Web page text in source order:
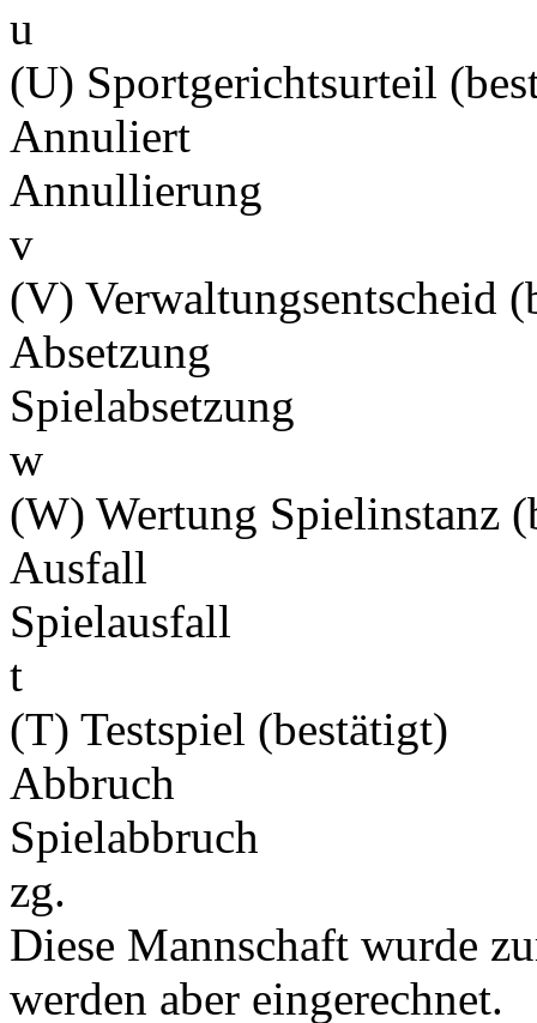
u
(U) Sportgerichtsurteil
Annuliert
Annullierung
v
(V) Verwaltungsentscheid
Absetzung
Spielabsetzung
w
(W) Wertung Spielinstanz
Ausfall
Spielausfall
t
(T) Testspiel (bestätigt)
Abbruch
Spielabbruch
zg.
Diese Mannschaft wurde
werden aber eingerechnet.